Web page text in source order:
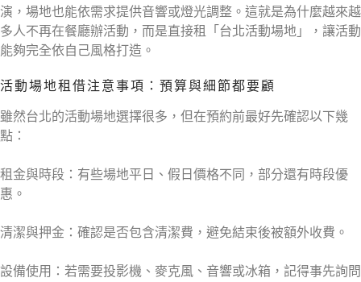
演，場地也能依需求提供音響或燈光調整。這就是為什麼越來越
多人不再在餐廳辦活動，而是直接租「台北活動場地」，讓活動
能夠完全依自己風格打造。
活動場地租借注意事項：預算與細節都要顧
雖然台北的活動場地選擇很多，但在預約前最好先確認以下幾
點：
租金與時段：有些場地平日、假日價格不同，部分還有時段優
惠。
清潔與押金：確認是否包含清潔費，避免結束後被額外收費。
設備使用：若需要投影機、麥克風、音響或冰箱，記得事先詢問